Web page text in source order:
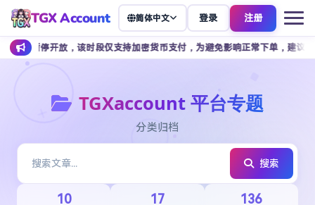
TGX Account 简体中文 登录 注册
，该时段仅支持加密货币支付，为避免影响正常下单，建议提前安排余额
TGXaccount 平台专题
分类归档
搜索
10 17 136